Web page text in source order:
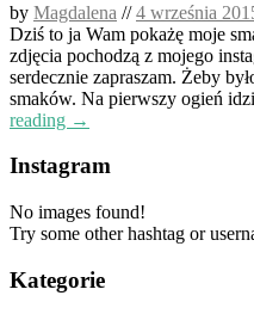
by Magdalena //4 września
Dziś to ja Wam pokażę moje
zdjęcia pochodzą z mojego
serdecznie zapraszam. Żeby
smaków. Na pierwszy ogień
reading →
Instagram
No images found!
Try some other hashtag or
Kategorie